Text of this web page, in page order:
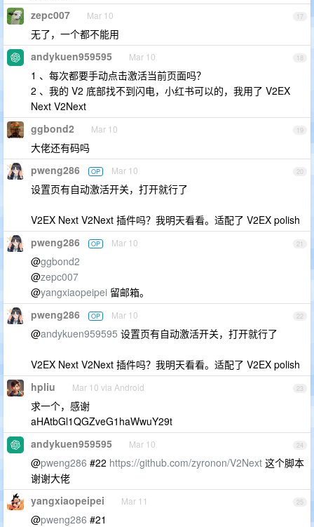
17
zepc007 Mar 10
无了，一个都不能用
18
andykuen959595 Mar 10
1 、每次都要手动点击激活当前页面吗？
2 、我的 V2 底部找不到闪电，小红书可以的，我用了 V2EX
Next V2Next
19
ggbond2 Mar 10
大佬还有码吗
20
pweng286 OP Mar 10
设置页有自动激活开关，打开就行了
V2EX Next V2Next 插件吗？我明天看看。适配了 V2EX polish
21
pweng286 OP Mar 10
@ggbond2
@zepc007
@yangxiaopeipei 留邮箱。
22
pweng286 OP Mar 10
@andykuen959595 设置页有自动激活开关，打开就行了
V2EX Next V2Next 插件吗？我明天看看。适配了 V2EX polish
23
hpliu Mar 10 via Android
求一个，感谢
aHAtbGl1QGZveG1haWwuY29t
24
andykuen959595 Mar 10
@pweng286 #22 https://github.com/zyronon/V2Next 这个脚本
谢谢大佬
25
yangxiaopeipei Mar 11
@pweng286 #21